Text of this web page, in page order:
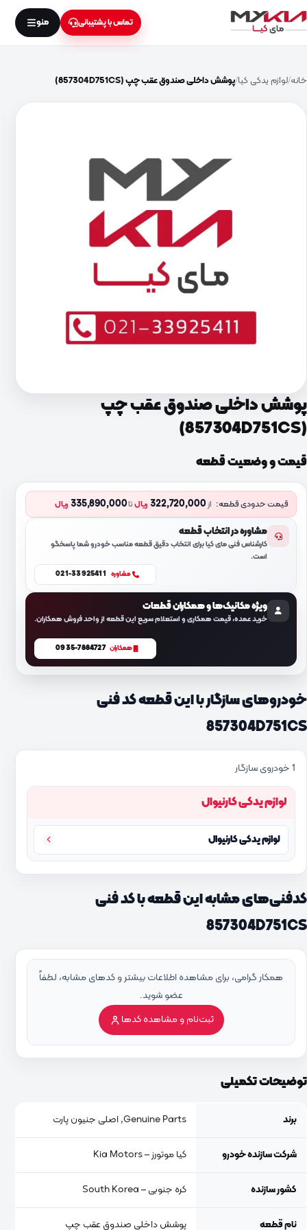
تماس با پشتیبانی منو
خانه لوازم یدکی کیا پوشش داخلی صندوق عقب چپ (857304D751CS)
پوشش داخلی صندوق عقب چپ
(857304D751CS)
قیمت و وضعیت قطعه
قیمت حدودی قطعه: از322,720,000 ریالتا335,890,000 ریال
مشاوره در انتخاب قطعه
کارشناس فنی مای کیا برای انتخاب دقیق قطعه مناسب خودرو شما پاسخگو
است.
مشاوره 021-33925411
ویژه مکانیک‌ها و همکاران قطعات
خرید عمده، قیمت همکاری و استعلام سریع این قطعه از واحد فروش همکاران.
همکاران 0935-7884727
خودروهای سازگار با این قطعه کد فنی
857304D751CS
1 خودروی سازگار
لوازم یدکی کارنیوال
لوازم یدکی کارنیوال
کدفنی‌های مشابه این قطعه با کد فنی
857304D751CS
همکار گرامی، برای مشاهده اطلاعات بیشتر و کدهای مشابه، لطفاً
عضو شوید.
ثبت‌نام و مشاهده کدها
توضیحات تکمیلی
برند Genuine Parts, اصلی جنیون پارت
شرکت سازنده خودرو کیا موتورز – Kia Motors
کشور سازنده کره جنوبی – South Korea
نام قطعه پوشش داخلی صندوق عقب چپ